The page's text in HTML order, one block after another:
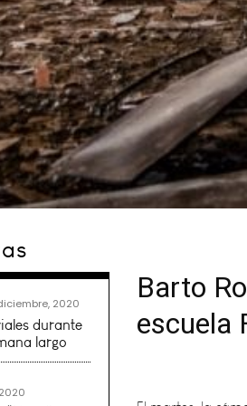
2020
durante
largo
Barto
escuela